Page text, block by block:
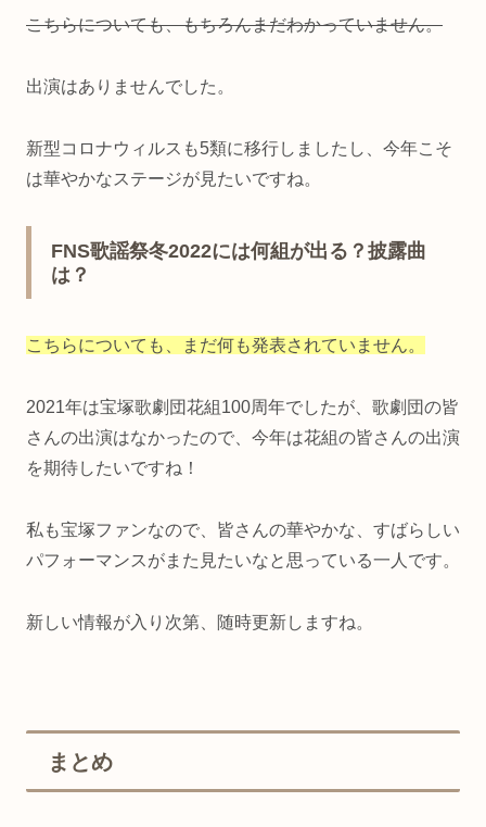
こちらについても、もちろんまだわかっていません。
出演はありませんでした。
新型コロナウィルスも5類に移行しましたし、今年こそ
は華やかなステージが見たいですね。
FNS歌謡祭冬2022には何組が出る？披露曲
は？
こちらについても、まだ何も発表されていません。
2021年は宝塚歌劇団花組100周年でしたが、歌劇団の皆
さんの出演はなかったので、今年は花組の皆さんの出演
を期待したいですね！
私も宝塚ファンなので、皆さんの華やかな、すばらしい
パフォーマンスがまた見たいなと思っている一人です。
新しい情報が入り次第、随時更新しますね。
まとめ